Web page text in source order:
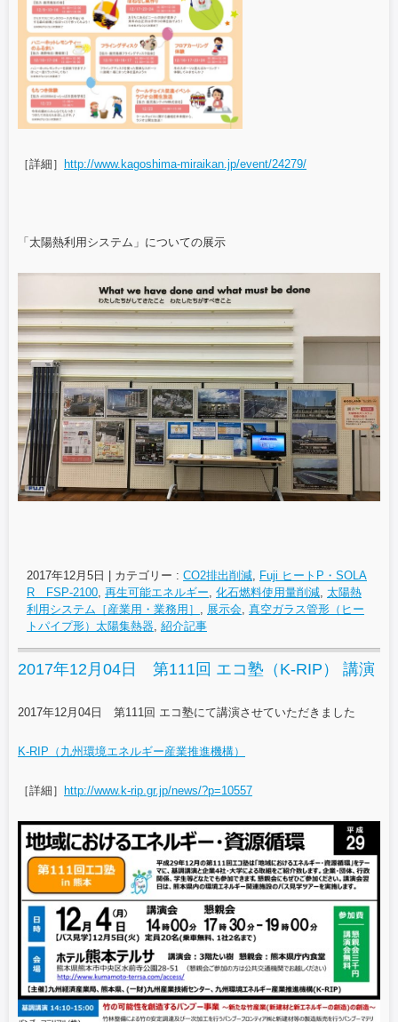
［詳細］ http://www.kagoshima-miraikan.jp/event/24279/
「太陽熱利用システム」についての展示
2017年12月5日 カテゴリー : CO2排出削減, Fuji ヒートP・SOLA
R FSP-2100, 再生可能エネルギー, 化石燃料使用量削減, 太陽熱
利用システム［産業用・業務用］ , 展示会, 真空ガラス管形（ヒー
トパイプ形）太陽集熱器, 紹介記事
2017年12月04日 第111回 エコ塾（K-RIP） 講演
2017年12月04日 第111回 エコ塾にて講演させていただきました
K-RIP（九州環境エネルギー産業推進機構）
［詳細］ http://www.k-rip.gr.jp/news/?p=10557